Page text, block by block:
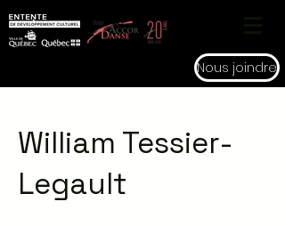
Nous joindre
William Tessier-
Legault